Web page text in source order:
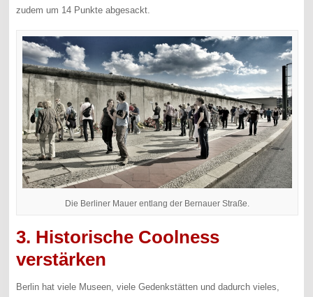
zudem um 14 Punkte abgesackt.
Die Berliner Mauer entlang der Bernauer Straße.
3. Historische Coolness
verstärken
Berlin hat viele Museen, viele Gedenkstätten und dadurch vieles,